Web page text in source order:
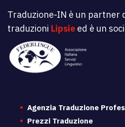
Traduzione-IN è un partner
traduzioni Lipsie ed è un
Agenzia Traduzione
Prezzi Traduzione